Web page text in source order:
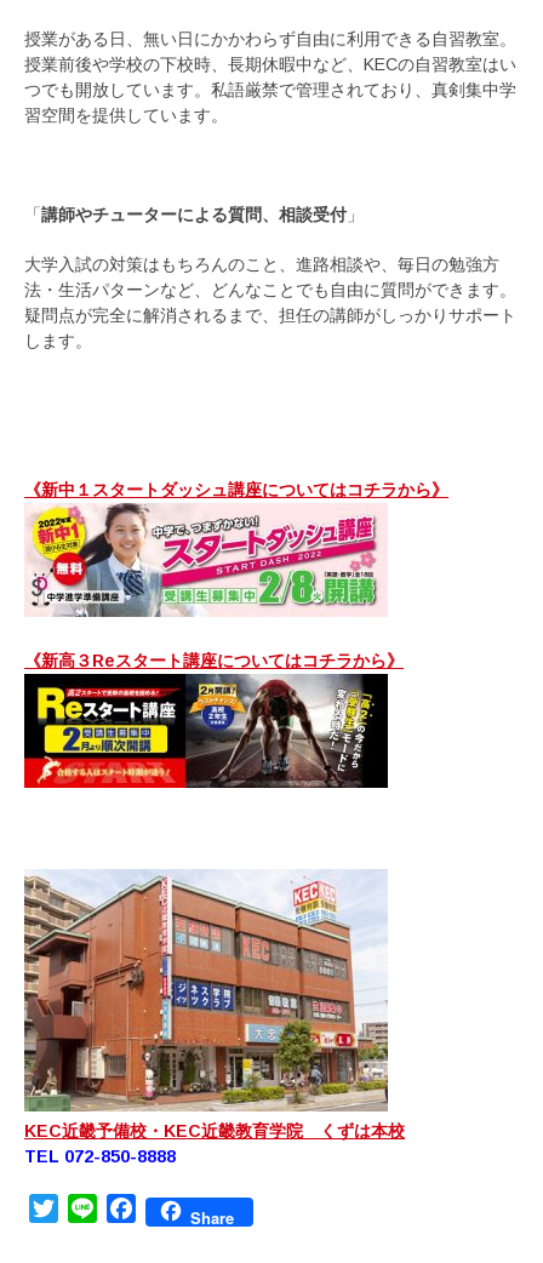
授業がある日、無い日にかかわらず自由に利用できる自習教室。
授業前後や学校の下校時、長期休暇中など、KECの自習教室はい
つでも開放しています。私語厳禁で管理されており、真剣集中学
習空間を提供しています。
「講師やチューターによる質問、相談受付 」
大学入試の対策はもちろんのこと、進路相談や、毎日の勉強方
法・生活パターンなど、どんなことでも自由に質問ができます。
疑問点が完全に解消されるまで、担任の講師がしっかりサポート
します。
《新中１スタートダッシュ講座についてはコチラから》
《新高３Reスタート講座についてはコチラから》
KEC近畿予備校・KEC近畿教育学院 くずは本校
TEL 072-850-8888
TwitterLine FacebookShare